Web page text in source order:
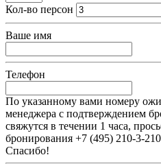
Кол-во персон
Ваше имя
Телефон
По указанному вами номеру
менеджера с подтверждением
свяжутся в течении 1 часа,
бронирования +7 (495) 210-3-
Спасибо!